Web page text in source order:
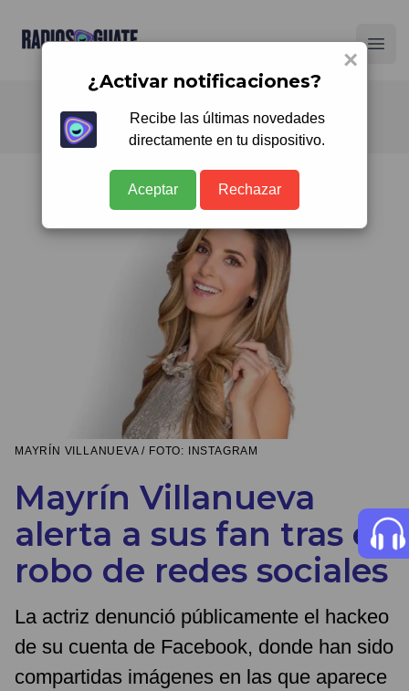
Radios Guate
MAYRÍN VILLANUEVA / FOTO: INSTAGRAM
Mayrín Villanueva
alerta a sus fan tras el
robo de redes sociales
La actriz denunció públicamente el hackeo
de su cuenta de Facebook, donde han sido
compartidas imágenes en las que aparece
×
¿Activar notificaciones?
Recibe las últimas novedades
directamente en tu dispositivo.
Aceptar Rechazar